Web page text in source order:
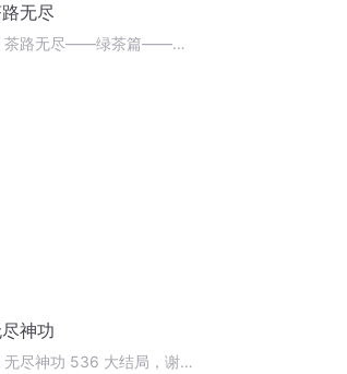
无尽
茶路无尽——绿茶篇——
神功
无尽神功 536 大结局，谢谢